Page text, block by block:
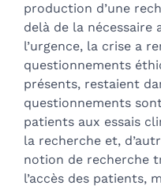
production d’une
delà de la nécessaire
l’urgence, la crise a
questionnements
présents, restaient
questionnements
patients aux essais
la recherche et,
notion de recherche
l’accès des patients,